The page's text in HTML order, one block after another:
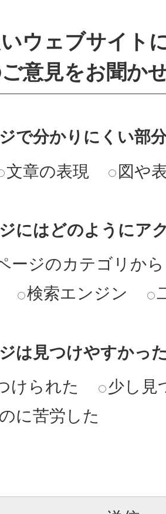
ウェブサイト
意見をお聞か
で分かりにくい部
文章の表現 図や
にはどのようにア
ージのカテゴリから
検索エンジン
は見つけやすかっ
けられた
少し見
に苦労した